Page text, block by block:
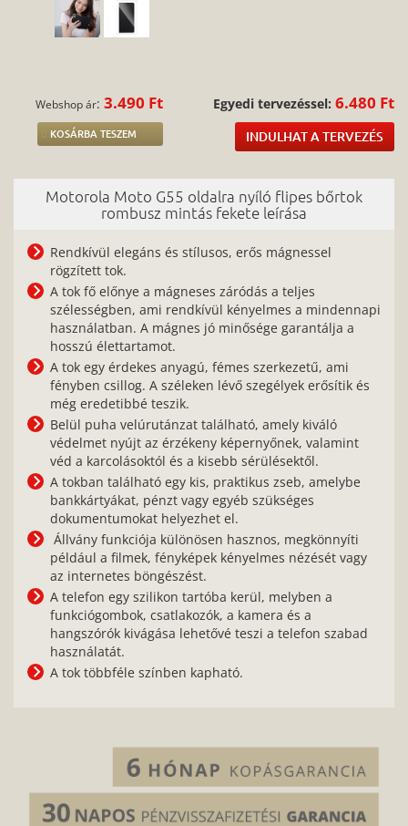
Webshop ár:3.490 Ft
KOSÁRBA TESZEM
Egyedi tervezéssel: 6.480 Ft
INDULHAT A TERVEZÉS
Motorola Moto G55 oldalra nyíló flipes bőrtok
rombusz mintás fekete leírása
Rendkívül elegáns és stílusos, erős mágnessel
rögzített tok.
A tok fő előnye a mágneses záródás a teljes
szélességben, ami rendkívül kényelmes a mindennapi
használatban. A mágnes jó minősége garantálja a
hosszú élettartamot.
A tok egy érdekes anyagú, fémes szerkezetű, ami
fényben csillog. A széleken lévő szegélyek erősítik és
még eredetibbé teszik.
Belül puha velúrutánzat található, amely kiváló
védelmet nyújt az érzékeny képernyőnek, valamint
véd a karcolásoktól és a kisebb sérülésektől.
A tokban található egy kis, praktikus zseb, amelybe
bankkártyákat, pénzt vagy egyéb szükséges
dokumentumokat helyezhet el.
Állvány funkciója különösen hasznos, megkönnyíti
például a filmek, fényképek kényelmes nézését vagy
az internetes böngészést.
A telefon egy szilikon tartóba kerül, melyben a
funkciógombok, csatlakozók, a kamera és a
hangszórók kivágása lehetővé teszi a telefon szabad
használatát.
A tok többféle színben kapható.